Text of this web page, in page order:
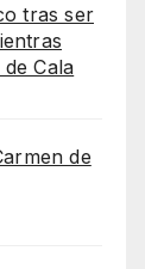
tras ser
Cala
de